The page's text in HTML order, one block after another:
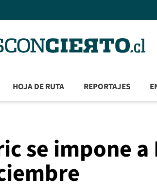
HOJA DE RUTA REPORTAJES
se impone a